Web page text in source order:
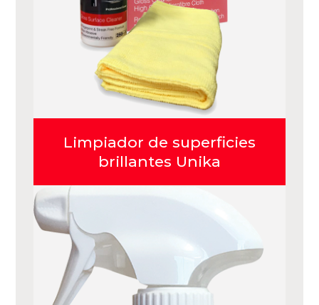
Limpiador de superficies
brillantes Unika